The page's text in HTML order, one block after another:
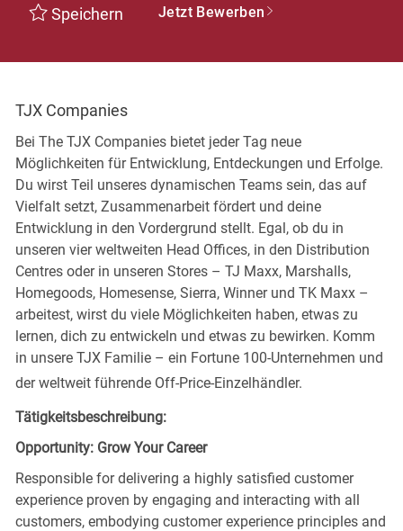
Speichern Jetzt Bewerben
TJX Companies
Bei The TJX Companies bietet jeder Tag neue
Möglichkeiten für Entwicklung, Entdeckungen und Erfolge.
Du wirst Teil unseres dynamischen Teams sein, das auf
Vielfalt setzt, Zusammenarbeit fördert und deine
Entwicklung in den Vordergrund stellt. Egal, ob du in
unseren vier weltweiten Head Offices, in den Distribution
Centres oder in unseren Stores – TJ Maxx, Marshalls,
Homegoods, Homesense, Sierra, Winner und TK Maxx –
arbeitest, wirst du viele Möglichkeiten haben, etwas zu
lernen, dich zu entwickeln und etwas zu bewirken. Komm
in unsere TJX Familie – ein Fortune 100-Unternehmen und
der weltweit führende Off-Price-Einzelhändler.
Tätigkeitsbeschreibung:
Opportunity: Grow Your Career
Responsible for delivering a highly satisfied customer
experience proven by engaging and interacting with all
customers, embodying customer experience principles and